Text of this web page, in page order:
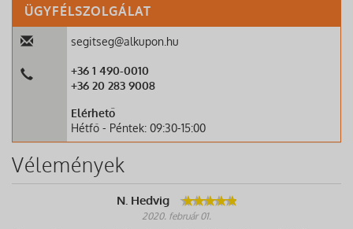
ÜGYFÉLSZOLGÁLAT
segitseg@alkupon.hu
+36 1 490-0010
+36 20 283 9008
Elérhető
Hétfő - Péntek: 09:30-15:00
Vélemények
N. Hedvig
2020. február 01.